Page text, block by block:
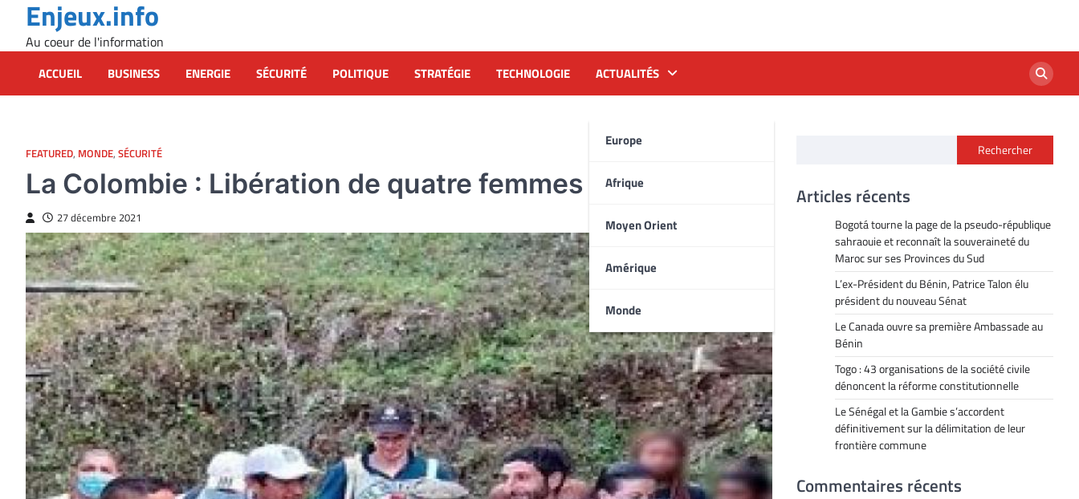
content
Enjeux.info
Au coeur de l'information
ACCUEIL BUSINESS ENERGIE SÉCURITÉ POLITIQUE STRATÉGIE TECHNOLOGIE ACTUALITÉS
Europe
Afrique
Moyen Orient
Amérique
Monde
FEATURED, MONDE, SÉCURITÉ
La Colombie : Libération de quatre femmes par ELN
27 décembre 2021
Rechercher
Articles récents
Bogotá tourne la page de la pseudo-république
sahraouie et reconnaît la souveraineté du
Maroc sur ses Provinces du Sud
L’ex-Président du Bénin, Patrice Talon élu
président du nouveau Sénat
Le Canada ouvre sa première Ambassade au
Bénin
Togo : 43 organisations de la société civile
dénoncent la réforme constitutionnelle
Le Sénégal et la Gambie s’accordent
définitivement sur la délimitation de leur
frontière commune
Commentaires récents